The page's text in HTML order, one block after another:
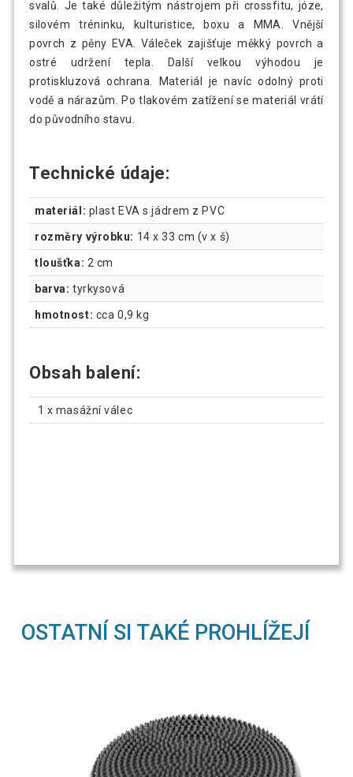
svalů. Je také důležitým nástrojem při crossfitu, józe,
silovém tréninku, kulturistice, boxu a MMA. Vnější
povrch z pěny EVA. Váleček zajišťuje měkký povrch a
ostré udržení tepla. Další velkou výhodou je
protiskluzová ochrana. Materiál je navíc odolný proti
vodě a nárazům. Po tlakovém zatížení se materiál vrátí
do původního stavu.
Technické údaje:
materiál: plast EVA s jádrem z PVC
rozměry výrobku: 14 x 33 cm (v x š)
tloušťka: 2 cm
barva: tyrkysová
hmotnost: cca 0,9 kg
Obsah balení:
1 x masážní válec
OSTATNÍ SI TAKÉ PROHLÍŽEJÍ